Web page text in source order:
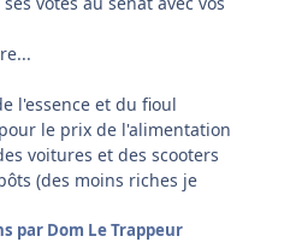
l'essence et du fioul
le prix de l'alimentation
voitures et des scooters
(des moins riches je
par Dom Le Trappeur